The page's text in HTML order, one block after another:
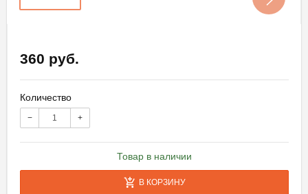
360 руб.
Количество
− +
Товар в наличии
В КОРЗИНУ